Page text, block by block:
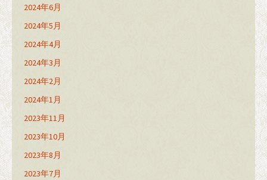
2024年6月
2024年5月
2024年4月
2024年3月
2024年2月
2024年1月
2023年11月
2023年10月
2023年8月
2023年7月